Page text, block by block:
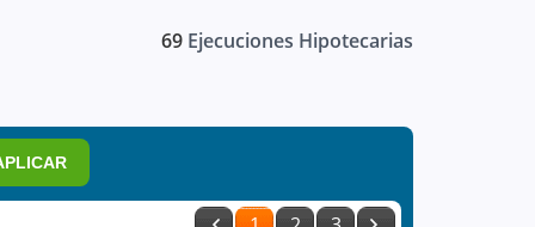
69 Ejecuciones Hipotecarias